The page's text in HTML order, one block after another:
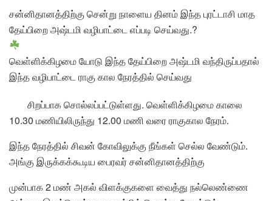
சன்னிதானத்திற்கு சென்று நாளைய தினம் இந்த புரட்டாசி மாத
தேய்பிறை அஷ்டமி வழிபாட்டை எப்படி செய்வது.?
வெள்ளிக்கிழமை யோடு இந்த தேய்பிறை அஷ்டமி வந்திருப்பதால்
இந்த வழிபாட்டை ராகு கால நேரத்தில் செய்வது
சிறப்பாக சொல்லப்பட்டுள்ளது. வெள்ளிக்கிழமை காலை
10.30 மணியிலிருந்து 12.00 மணி வரை ராகுகால நேரம்.
இந்த நேரத்தில் சிவன் கோவிலுக்கு நீங்கள் செல்ல வேண்டும்.
அங்கு இருக்கக்கூடிய பைரவர் சன்னிதானத்திற்கு
முன்பாக 2 மண் அகல் விளக்குகளை வைத்து நல்லெண்ணை